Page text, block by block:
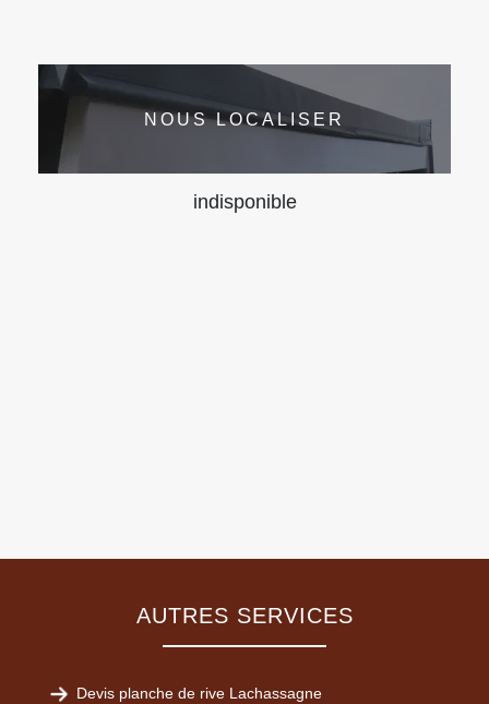
NOUS LOCALISER
indisponible
AUTRES SERVICES
Devis planche de rive Lachassagne